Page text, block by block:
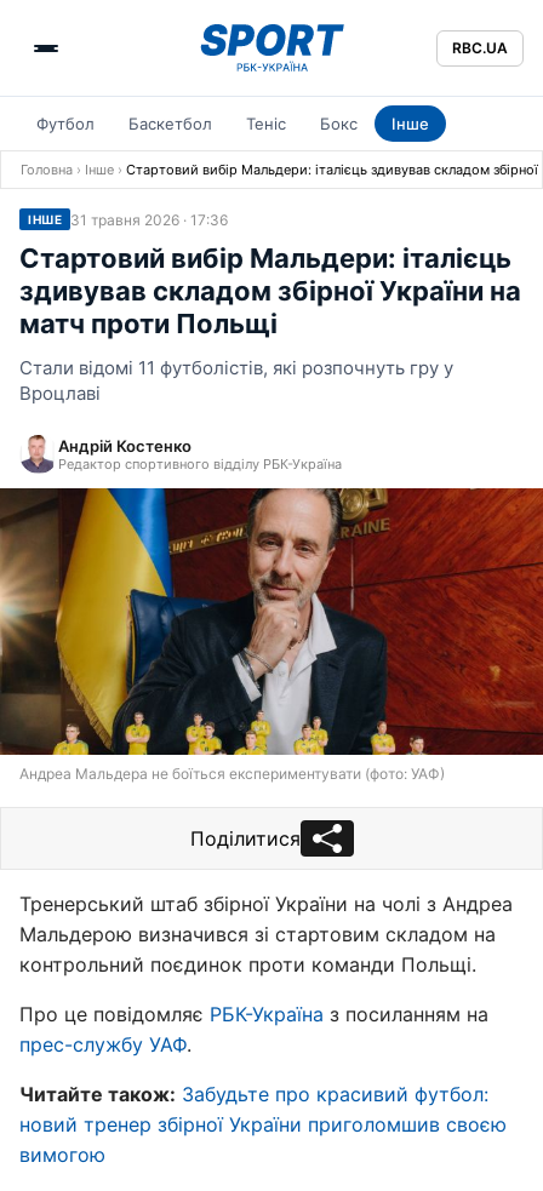
RBC.UA
Футбол Баскетбол Теніс Бокс Інше
Головна › Інше › Стартовий вибір Мальдери: італієць здивував складом
ІНШЕ 31 травня 2026 · 17:36
Стартовий вибір Мальдери: італієць
здивував складом збірної України на
матч проти Польщі
Стали відомі 11 футболістів, які розпочнуть гру у
Вроцлаві
Андрій Костенко
Редактор спортивного відділу РБК-Україна
Андреа Мальдера не боїться експериментувати (фото: УАФ)
Поділитися
Тренерський штаб збірної України на чолі з Андреа
Мальдерою визначився зі стартовим складом на
контрольний поєдинок проти команди Польщі.
Про це повідомляє РБК-Україна з посиланням на
прес-службу УАФ.
Читайте також: Забудьте про красивий футбол:
новий тренер збірної України приголомшив своєю
вимогою